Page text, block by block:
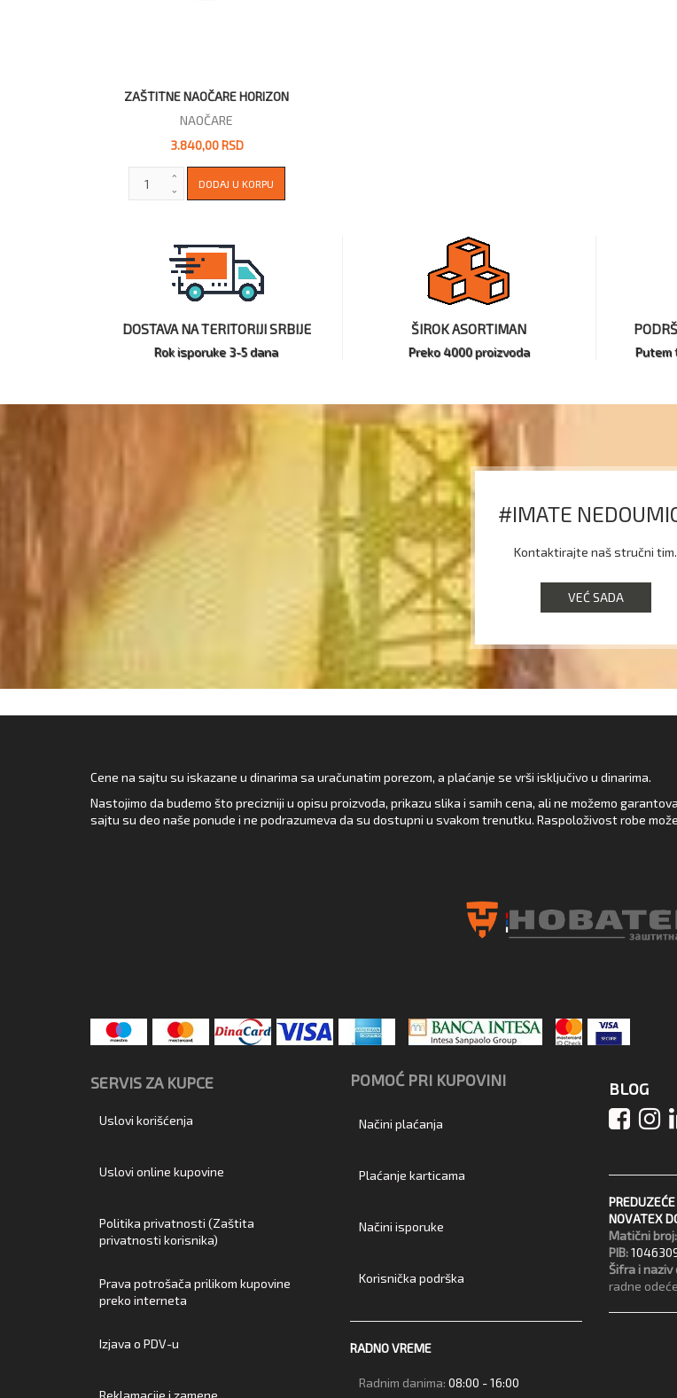
ZAŠTITNE NAOČARE HORIZON
NAOČARE
3.840,00 RSD
DOSTAVA NA TERITORIJI SRBIJE
Rok isporuke 3-5 dana
ŠIROK ASORTIMAN
Preko 4000 proizvoda Putem
#IMATE
Kontaktirajte naš stručni tim.
VEĆ SADA
Cene na sajtu su iskazane u dinarima sa uračunatim porezom, a plaćanje se vrši isključivo u dinarima.
Nastojimo da budemo što precizniji u opisu proizvoda, prikazu slika i samih cena, ali ne možemo
sajtu su deo naše ponude i ne podrazumeva da su dostupni u svakom trenutku. Raspoloživost robe
SERVIS ZA KUPCE
Uslovi korišćenja
Uslovi online kupovine
Politika privatnosti (Zaštita
privatnosti korisnika)
Prava potrošača prilikom kupovine
preko interneta
Izjava o PDV-u
Reklamacije i zamene
POMOĆ PRI KUPOVINI
Načini plaćanja
Plaćanje karticama
Načini isporuke
Korisnička podrška
RADNO VREME
Radnim danima: 08:00 - 16:00
BLOG
NOVATEX
Matični broj:
PIB:
Šifra i
radne odeće